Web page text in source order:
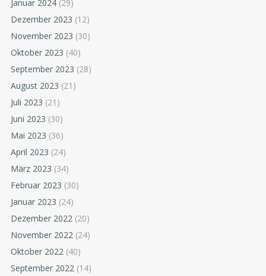
Januar 2024 (29)
Dezember 2023 (12)
November 2023 (30)
Oktober 2023 (40)
September 2023 (28)
August 2023 (21)
Juli 2023 (21)
Juni 2023 (30)
Mai 2023 (36)
April 2023 (24)
März 2023 (34)
Februar 2023 (30)
Januar 2023 (24)
Dezember 2022 (20)
November 2022 (24)
Oktober 2022 (40)
September 2022 (14)